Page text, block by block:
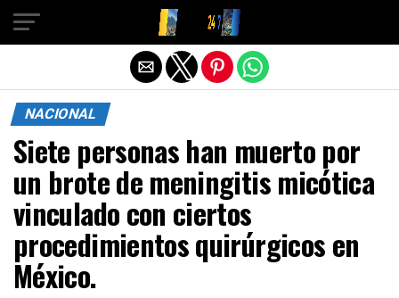
NACIONAL
Siete personas han muerto por
un brote de meningitis micótica
vinculado con ciertos
procedimientos quirúrgicos en
México.
Salir de la versión móvil